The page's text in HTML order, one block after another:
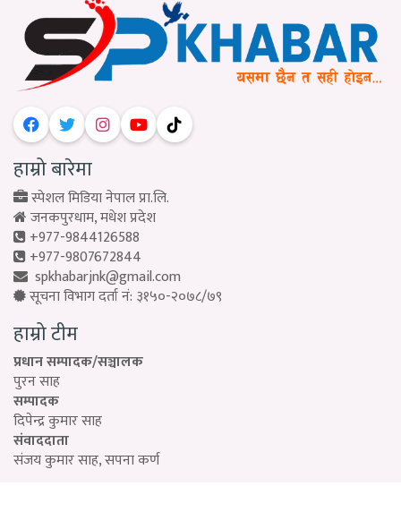
हाम्रो बारेमा
स्पेशल मिडिया नेपाल प्रा.लि.
जनकपुरधाम, मधेश प्रदेश
+977-9844126588
+977-9807672844
spkhabarjnk@gmail.com
सूचना विभाग दर्ता नं: ३१५०-२०७८/७९
हाम्रो टीम
प्रधान सम्पादक/सञ्चालक
पुरन साह
सम्पादक
दिपेन्द्र कुमार साह
संवाददाता
संजय कुमार साह, सपना कर्ण